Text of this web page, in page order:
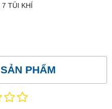
7 TÚI KHÍ
PHẨM